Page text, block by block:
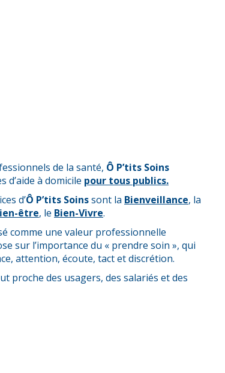
de la santé, Ô P’tits Soins
d’aide à domicile pour tous publics.
d’Ô P’tits Soinssont la Bienveillance, la
être, le Bien-Vivre.
comme une valeur professionnelle
sur l’importance du « prendre soin », qui
attention, écoute, tact et discrétion.
proche des usagers, des salariés et des